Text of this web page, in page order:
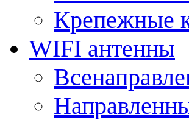
Крепежные
WIFI антенны